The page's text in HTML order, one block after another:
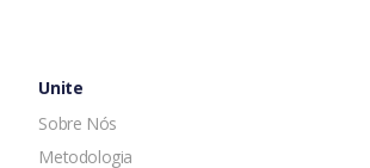
Unite
Sobre Nós
Metodologia